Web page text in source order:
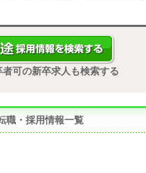
者可の新卒求人も検索する
職・採用情報一覧